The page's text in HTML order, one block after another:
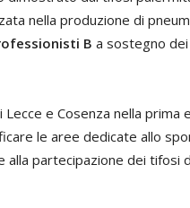
nella produzione di
B a sostegno
e Cosenza nella prima
le aree dedicate allo
alla partecipazione dei tifosi